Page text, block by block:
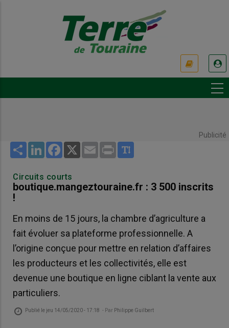
Publicité
Share LinkedInFacebook
X Email Print
Circuits courts
boutique.mangeztouraine.fr : 3 500 inscrits
!
En moins de 15 jours, la chambre d’agriculture a
fait évoluer sa plateforme professionnelle. A
l’origine conçue pour mettre en relation d’affaires
les producteurs et les collectivités, elle est
devenue une boutique en ligne ciblant la vente aux
particuliers.
Publié le jeu 14/05/2020 - 17:18 - Par Philippe Guilbert